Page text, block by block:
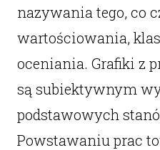
nazywania tego, co
wartościowania,
oceniania. Grafiki z
są subiektywnym
podstawowych
Powstawaniu prac